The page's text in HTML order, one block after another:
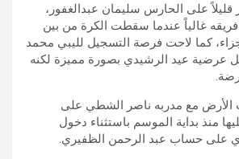
على الحارس سليمان عبدالغفور،
غالياً عندما سقطت الكرة من بين
كما لاحت فرصة التسجيل لليبي محمد
عرضية عيد الرشيدي بصورة مميزة لكنه
مع مدربه ناصر الشطي على
منذ بداية الموسم باستثناء دخول
على حساب عبد الرحمن الظفيري.